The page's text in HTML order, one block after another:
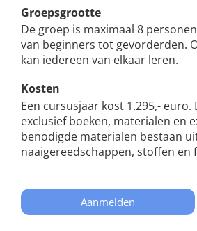
Groepsgrootte
De groep is maximaal 8
van beginners tot gevorderden.
kan iedereen van elkaar leren.
Kosten
Een cursusjaar kost 1.295,- euro.
exclusief boeken, materialen en
benodigde materialen bestaan
naaigereedschappen, stoffen en
Aanmelden